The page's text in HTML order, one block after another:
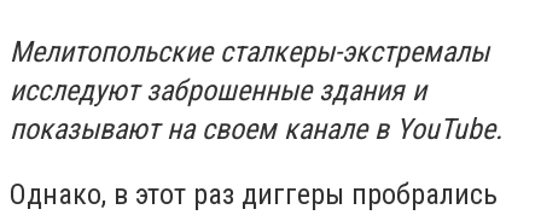
Мелитопольские сталкеры-экстремалы
исследуют заброшенные здания и
показывают на своем канале в YouTube.
Однако, в этот раз диггеры пробрались